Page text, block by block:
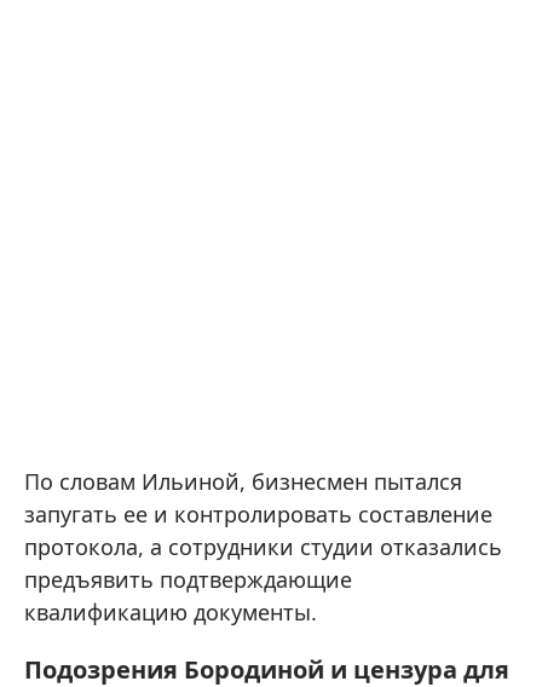
По словам Ильиной, бизнесмен пытался
запугать ее и контролировать составление
протокола, а сотрудники студии отказались
предъявить подтверждающие
квалификацию документы.
Подозрения Бородиной и цензура для